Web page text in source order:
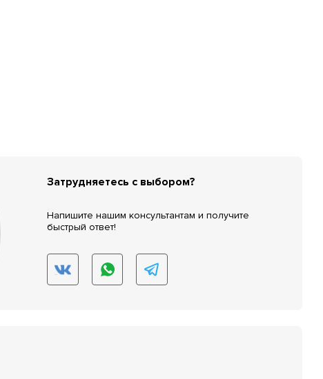
Затрудняетесь с выбором?
Напишите нашим консультантам и получите
быстрый ответ!